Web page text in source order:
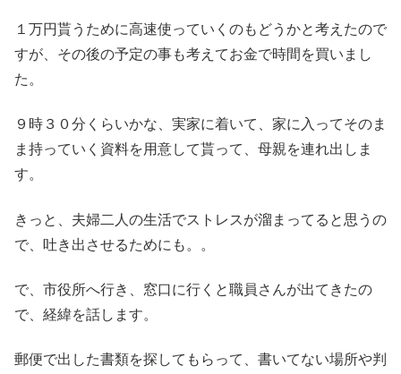
１万円貰うために高速使っていくのもどうかと考えたので
すが、その後の予定の事も考えてお金で時間を買いまし
た。
９時３０分くらいかな、実家に着いて、家に入ってそのま
ま持っていく資料を用意して貰って、母親を連れ出しま
す。
きっと、夫婦二人の生活でストレスが溜まってると思うの
で、吐き出させるためにも。。
で、市役所へ行き、窓口に行くと職員さんが出てきたの
で、経緯を話します。
郵便で出した書類を探してもらって、書いてない場所や判